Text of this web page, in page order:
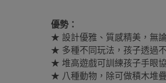
優勢：
★ 設計優雅、質感精美，無
★ 多種不同玩法，孩子透過
★ 堆高遊戲可訓練孩子手眼
★ 八種動物，除可做積木堆